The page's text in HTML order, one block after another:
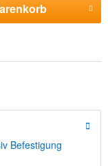
Befestigung